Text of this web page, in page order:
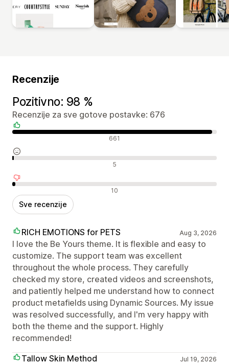
Recenzije
Pozitivno: 98 %
Recenzije za sve gotove postavke: 676
Pozitivne recenzije 661
Neutralne recenzije 5
Negativne recenzije 10
Sve recenzije
RICH EMOTIONS for PETS Aug 3, 2026
I love the Be Yours theme. It is flexible and easy to
customize. The support team was excellent
throughout the whole process. They carefully
checked my store, created videos and screenshots,
and patiently helped me understand how to connect
product metafields using Dynamic Sources. My issue
was resolved successfully, and I'm very happy with
both the theme and the support. Highly
recommended!
Tallow Skin Method
Jul 19, 2026